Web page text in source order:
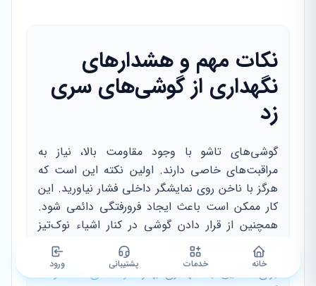
نکات مهم و هشدارهای
نگهداری از گوشی‌های سری
زد
گوشی‌های تاشو با وجود مقاومت بالا، نیاز به
مراقبت‌های خاصی دارند. اولین نکته این است که
هرگز با ناخن روی نمایشگر داخلی فشار نیاورید. این
کار ممکن است باعث ایجاد فرورفتگی دائمی شود.
همچنین از قرار دادن گوشی در کنار اشیاء نوک‌تیز
مانند کلید خودداری کنید.
برای آشنایی با نگهداری بهتر،ترفندهای سامسونگ
خانه خدمات پشتیبانی ورود